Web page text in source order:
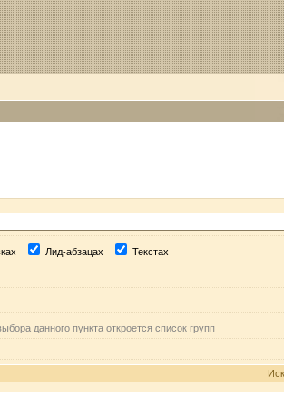
Лид-абзацах Текстах
данного пункта откроется список групп